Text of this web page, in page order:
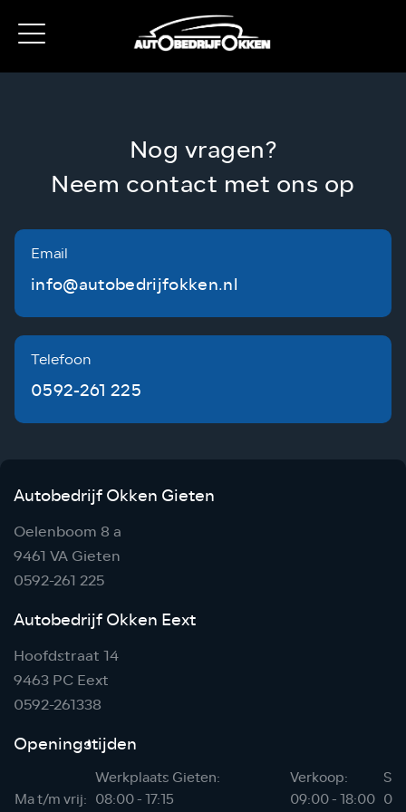
Nog vragen?
Neem contact met ons op
Email
info@autobedrijfokken.nl
Telefoon
0592-261 225
Autobedrijf Okken Gieten
Oelenboom 8 a
9461 VA Gieten
0592-261 225
Autobedrijf Okken Eext
Hoofdstraat 14
9463 PC Eext
0592-261338
Openingstijden
Werkplaats Gieten: Verkoop:
Ma t/m vrij: 08:00 - 17:15 09:00 - 18:00